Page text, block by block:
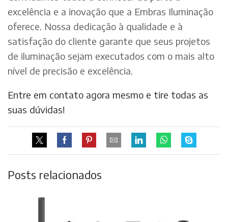
excelência e a inovação que a Embras Iluminação
oferece. Nossa dedicação à qualidade e à
satisfação do cliente garante que seus projetos
de iluminação sejam executados com o mais alto
nível de precisão e excelência.
Entre em contato agora mesmo e tire todas as
suas dúvidas!
Posts relacionados